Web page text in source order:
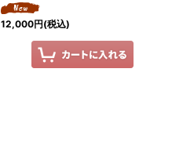
12,000円(税込)